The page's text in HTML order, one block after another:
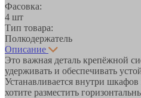
Фасовка:
4 шт
Тип товара:
Полкодержатель
Описание
Это важная деталь крепёжной
удерживать и обеспечивать
Устанавливается внутри шкафов
хотите разместить